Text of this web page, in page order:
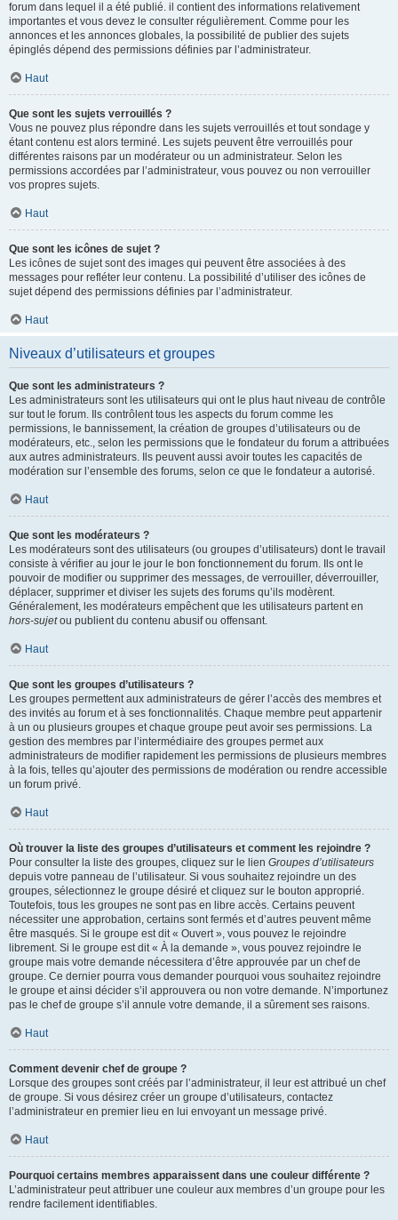
forum dans lequel il a été publié. il contient des informations relativement
importantes et vous devez le consulter régulièrement. Comme pour les
annonces et les annonces globales, la possibilité de publier des sujets
épinglés dépend des permissions définies par l’administrateur.
Haut
Que sont les sujets verrouillés ?
Vous ne pouvez plus répondre dans les sujets verrouillés et tout sondage y
étant contenu est alors terminé. Les sujets peuvent être verrouillés pour
différentes raisons par un modérateur ou un administrateur. Selon les
permissions accordées par l’administrateur, vous pouvez ou non verrouiller
vos propres sujets.
Haut
Que sont les icônes de sujet ?
Les icônes de sujet sont des images qui peuvent être associées à des
messages pour refléter leur contenu. La possibilité d’utiliser des icônes de
sujet dépend des permissions définies par l’administrateur.
Haut
Niveaux d’utilisateurs et groupes
Que sont les administrateurs ?
Les administrateurs sont les utilisateurs qui ont le plus haut niveau de contrôle
sur tout le forum. Ils contrôlent tous les aspects du forum comme les
permissions, le bannissement, la création de groupes d’utilisateurs ou de
modérateurs, etc., selon les permissions que le fondateur du forum a attribuées
aux autres administrateurs. Ils peuvent aussi avoir toutes les capacités de
modération sur l’ensemble des forums, selon ce que le fondateur a autorisé.
Haut
Que sont les modérateurs ?
Les modérateurs sont des utilisateurs (ou groupes d’utilisateurs) dont le travail
consiste à vérifier au jour le jour le bon fonctionnement du forum. Ils ont le
pouvoir de modifier ou supprimer des messages, de verrouiller, déverrouiller,
déplacer, supprimer et diviser les sujets des forums qu’ils modèrent.
Généralement, les modérateurs empêchent que les utilisateurs partent en
hors-sujetou publient du contenu abusif ou offensant.
Haut
Que sont les groupes d’utilisateurs ?
Les groupes permettent aux administrateurs de gérer l’accès des membres et
des invités au forum et à ses fonctionnalités. Chaque membre peut appartenir
à un ou plusieurs groupes et chaque groupe peut avoir ses permissions. La
gestion des membres par l’intermédiaire des groupes permet aux
administrateurs de modifier rapidement les permissions de plusieurs membres
à la fois, telles qu’ajouter des permissions de modération ou rendre accessible
un forum privé.
Haut
Où trouver la liste des groupes d’utilisateurs et comment les rejoindre ?
Pour consulter la liste des groupes, cliquez sur le lien Groupes d’utilisateurs
depuis votre panneau de l’utilisateur. Si vous souhaitez rejoindre un des
groupes, sélectionnez le groupe désiré et cliquez sur le bouton approprié.
Toutefois, tous les groupes ne sont pas en libre accès. Certains peuvent
nécessiter une approbation, certains sont fermés et d’autres peuvent même
être masqués. Si le groupe est dit « Ouvert », vous pouvez le rejoindre
librement. Si le groupe est dit « À la demande », vous pouvez rejoindre le
groupe mais votre demande nécessitera d’être approuvée par un chef de
groupe. Ce dernier pourra vous demander pourquoi vous souhaitez rejoindre
le groupe et ainsi décider s’il approuvera ou non votre demande. N’importunez
pas le chef de groupe s’il annule votre demande, il a sûrement ses raisons.
Haut
Comment devenir chef de groupe ?
Lorsque des groupes sont créés par l’administrateur, il leur est attribué un chef
de groupe. Si vous désirez créer un groupe d’utilisateurs, contactez
l’administrateur en premier lieu en lui envoyant un message privé.
Haut
Pourquoi certains membres apparaissent dans une couleur différente ?
L’administrateur peut attribuer une couleur aux membres d’un groupe pour les
rendre facilement identifiables.